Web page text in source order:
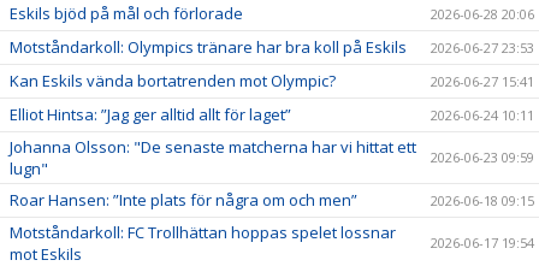
Eskils bjöd på mål och förlorade 2026-06-28 20:06
Motståndarkoll: Olympics tränare har bra koll på Eskils 2026-06-27 23:53
Kan Eskils vända bortatrenden mot Olympic? 2026-06-27 15:41
Elliot Hintsa: ”Jag ger alltid allt för laget” 2026-06-24 10:11
Johanna Olsson: "De senaste matcherna har vi hittat ett
lugn"
2026-06-23 09:59
Roar Hansen: ”Inte plats för några om och men” 2026-06-18 09:15
Motståndarkoll: FC Trollhättan hoppas spelet lossnar
mot Eskils
2026-06-17 19:54